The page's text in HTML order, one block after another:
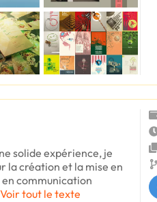
solide expérience, je
la création et la mise en
communication
Voir tout le texte